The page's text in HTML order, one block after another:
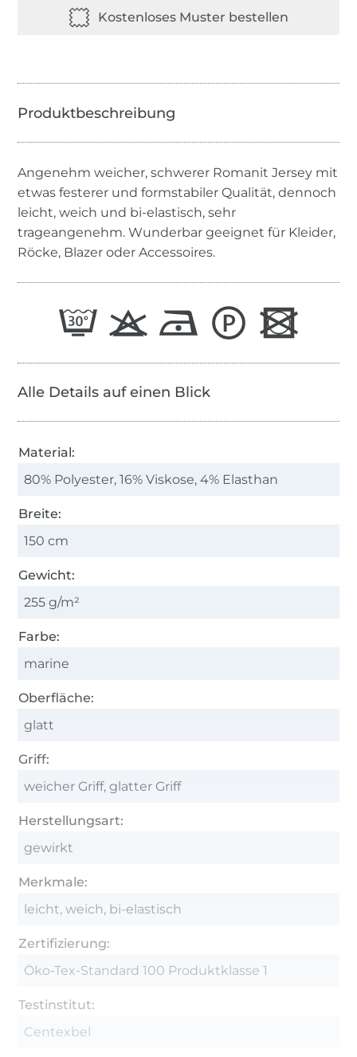
Angenehm weicher, schwerer Romanit Jersey mit
etwas festerer und formstabiler Qualität, dennoch
leicht, weich und bi-elastisch, sehr
trageangenehm. Wunderbar geeignet für Kleider,
Röcke, Blazer oder Accessoires.
Alle Details auf einen Blick
Material:
80% Polyester, 16% Viskose, 4% Elasthan
Breite:
150 cm
Gewicht:
255 g/m²
Farbe:
marine
Oberfläche:
glatt
Griff:
weicher Griff, glatter Griff
Herstellungsart:
gewirkt
Merkmale:
leicht, weich, bi-elastisch
Zertifizierung:
Öko-Tex-Standard 100 Produktklasse 1
Testinstitut:
Centexbel